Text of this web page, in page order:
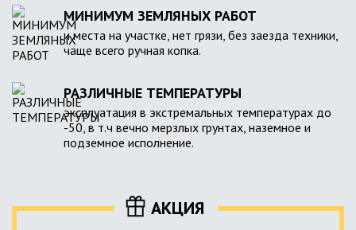
МИНИМУМ ЗЕМЛЯНЫХ РАБОТ
и места на участке, нет грязи, без заезда техники,
чаще всего ручная копка.
РАЗЛИЧНЫЕ ТЕМПЕРАТУРЫ
эксплуатация в экстремальных температурах до
-50, в т.ч вечно мерзлых грунтах, наземное и
подземное исполнение.
АКЦИЯ